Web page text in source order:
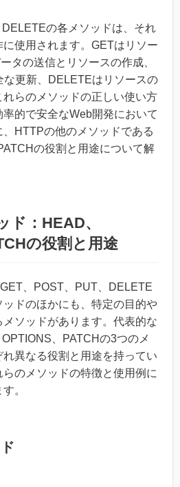
の各メソッドは、それ
使用されます。GETはリソー
タの送信とリソースの作成、
な更新、DELETEはリソースの
らのメソッドの正しい使い方
的で安全なWeb開発において
HTTPの他のメソッドである
の役割と用途について解
ド：HEAD、
の役割と用途
、POST、PUT、DELETE
ドのほかにも、特定の目的や
ソッドがあります。代表的な
、PATCHの3つのメ
異なる役割と用途を持ってい
のメソッドの特徴と使用例に
。